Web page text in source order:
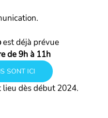
est déjà prévue
de 9h à 11h
SONT ICI
lieu dès début 2024.